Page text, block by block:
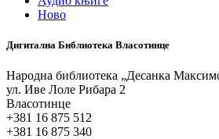
Ново
Дигитална Библиотека Власотинце
Народна библиотека „Десанка
ул. Иве Лоле Рибара 2
Власотинце
+381 16 875 512
+381 16 875 340